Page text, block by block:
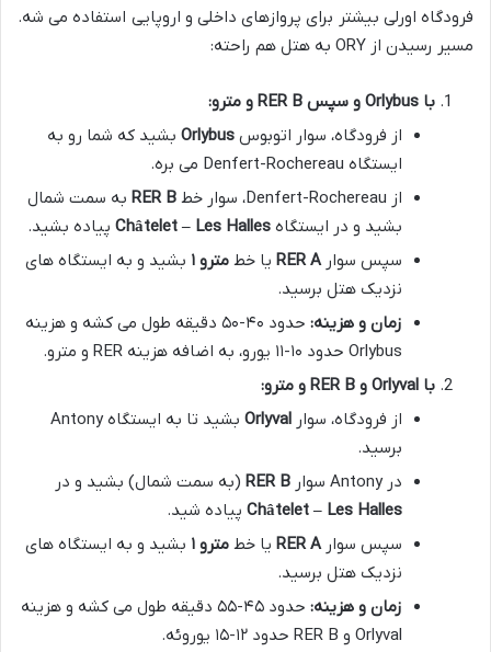
فرودگاه اورلی بیشتر برای پروازهای داخلی و اروپایی استفاده می شه.
مسیر رسیدن از ORY به هتل هم راحته:
با Orlybus و سپس RER B و مترو:
از فرودگاه، سوار اتوبوس Orlybus بشید که شما رو به
ایستگاه Denfert-Rochereau می بره.
از Denfert-Rochereau، سوار خط
RER B به سمت شمال
بشید و در ایستگاه Châtelet – Les Halles پیاده بشید.
سپس سوارRER A یا خط مترو ۱
بشید و به ایستگاه های
نزدیک هتل برسید.
زمان و هزینه:
حدود ۴۰-۵۰ دقیقه طول می کشه و هزینه
Orlybus حدود ۱۰-۱۱ یورو، به اضافه هزینه RER و مترو.
با Orlyval و RER B و مترو:
از فرودگاه، سوار Orlyval
بشید تا به ایستگاه Antony
برسید.
در Antony سوار
RER B (به سمت شمال) بشید و در
Châtelet – Les Halles پیاده شید.
سپس سوارRER A یا خط مترو ۱
بشید و به ایستگاه های
نزدیک هتل برسید.
زمان و هزینه:
حدود ۴۵-۵۵ دقیقه طول می کشه و هزینه
Orlyval و RER B حدود ۱۲-۱۵ یوروئه.